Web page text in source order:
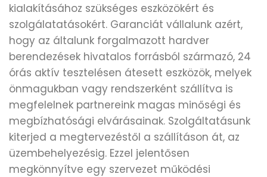
kialakításához szükséges eszközökért és
szolgálatatásokért. Garanciát vállalunk azért,
hogy az általunk forgalmazott hardver
berendezések hivatalos forrásból származó, 24
órás aktív tesztelésen átesett eszközök, melyek
önmagukban vagy rendszerként szállítva is
megfelelnek partnereink magas minőségi és
megbízhatósági elvárásainak. Szolgáltatásunk
kiterjed a megtervezéstől a szállításon át, az
üzembehelyezésig. Ezzel jelentősen
megkönnyítve egy szervezet működési